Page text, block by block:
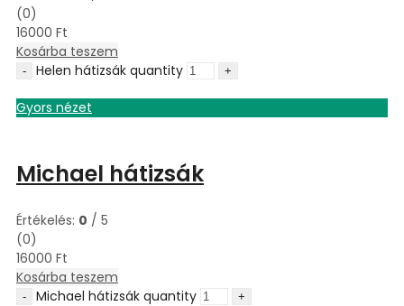
(0)
16000 Ft
Kosárba teszem
Helen hátizsák quantity
Gyors nézet
Michael hátizsák
Értékelés: 0 / 5
(0)
16000 Ft
Kosárba teszem
Michael hátizsák quantity